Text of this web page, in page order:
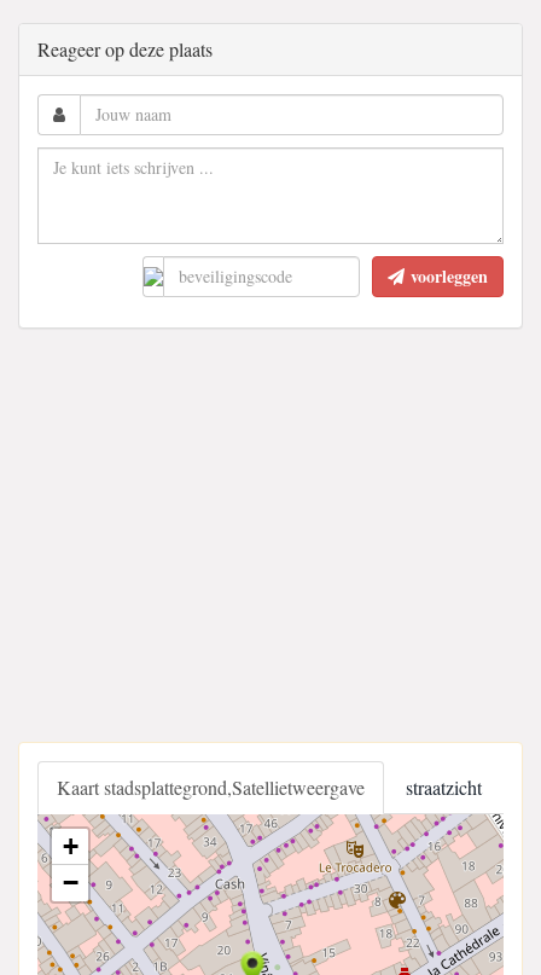
Reageer op deze plaats
voorleggen
Kaart stadsplattegrond,Satellietweergave straatzicht
+
−